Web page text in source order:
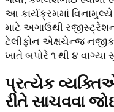
આ કાર્યક્રમમાં
માટે અગાઉથી
ટેલીફોન એક્ષચેન્જ
ખાતે બપોરે ૧ થી ૪
પ્રત્યેક
રીતે સાચવવા